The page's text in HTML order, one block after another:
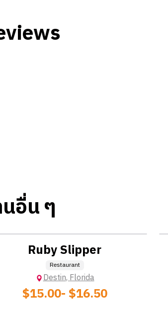
ขยัน อดทน และมีความยืดหยุ่นในการทำงานหลายหน้าที่
ามารถสื่อสารภาษาอังกฤษได้ในระดับพื้นฐาน
ปฏิบัติตามกฎระเบียบด้านความปลอดภัยและสุขอนามัย
ำงานร่วมกับทีมครัวเพื่อให้งานดำเนินไปอย่างราบรื่น
อื่น ๆ
Location: Extra Charge
Ruby Slipper
Restaurant
Destin,Florida
$15.00- $16.50